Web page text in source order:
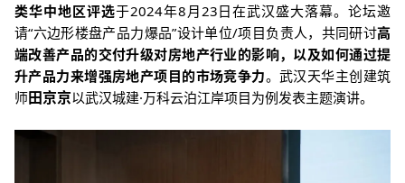
类华中地区评选于2024年8月23日在武汉盛大落幕。论坛邀
请“六边形楼盘产品力爆品”设计单位/项目负责人，共同研讨高
端改善产品的交付升级对房地产行业的影响，以及如何通过提
升产品力来增强房地产项目的市场竞争力。武汉天华主创建筑
师田京京以武汉城建·万科云泊江岸项目为例发表主题演讲。